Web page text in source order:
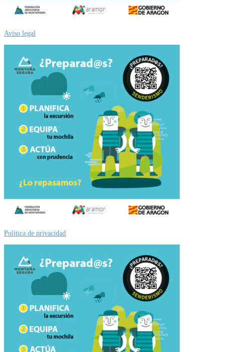
Aviso legal
Política de privacidad